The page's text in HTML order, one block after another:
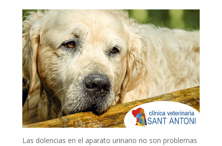
Las dolencias en el aparato urinario no son problemas